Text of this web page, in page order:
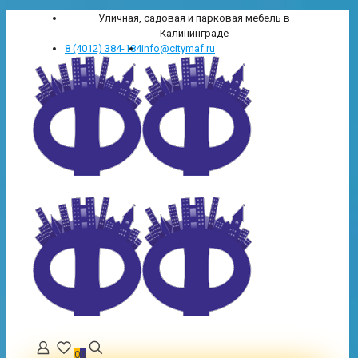
Уличная, садовая и парковая мебель в
Калининграде
8 (4012) 384-184info@citymaf.ru
00